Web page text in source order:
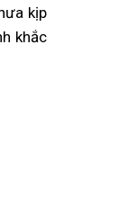
kịp
khắc